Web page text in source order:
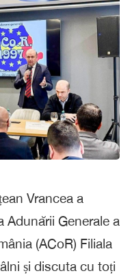
Vrancea a
Adunării Generale a
(ACoR) Filiala
și discuta cu toți